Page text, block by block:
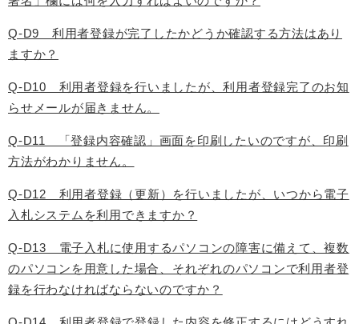
Q-D9 利用者登録が完了したかどうか確認する方法はあり
ますか？
Q-D10 利用者登録を行いましたが、利用者登録完了のお知
らせメールが届きません。
Q-D11 「登録内容確認」画面を印刷したいのですが、印刷
方法がわかりません。
Q-D12 利用者登録（更新）を行いましたが、いつから電子
入札システムを利用できますか？
Q-D13 電子入札に使用するパソコンの障害に備えて、複数
のパソコンを用意した場合、それぞれのパソコンで利用者登
録を行わなければならないのですか？